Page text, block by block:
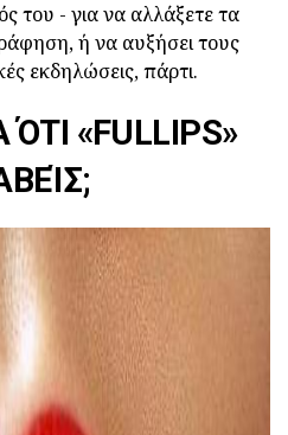
του - για να αλλάξετε τα
ή να αυξήσει τους
εκδηλώσεις, πάρτι.
«FULLIPS»